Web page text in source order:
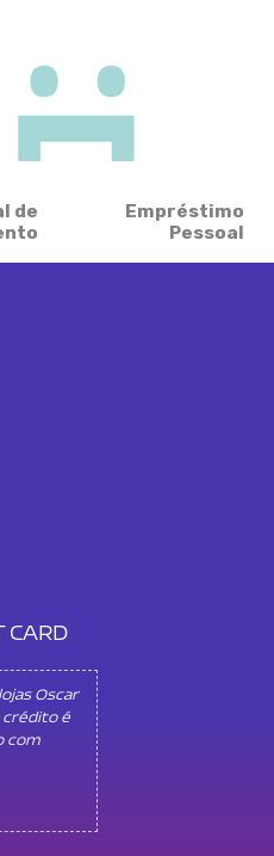
de
Empréstimo
Pessoal
CARD
Oscar
crédito é
com